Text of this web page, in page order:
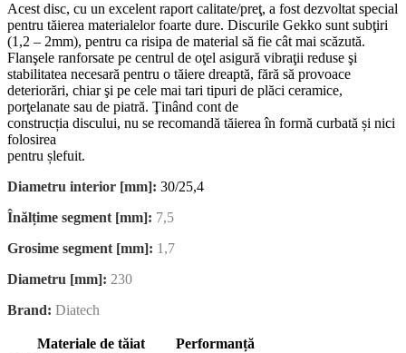
Acest disc, cu un excelent raport calitate/preţ, a fost dezvoltat special
pentru tăierea materialelor foarte dure. Discurile Gekko sunt subţiri
(1,2 – 2mm), pentru ca risipa de material să fie cât mai scăzută.
Flanşele ranforsate pe centrul de oţel asigură vibraţii reduse şi
stabilitatea necesară pentru o tăiere dreaptă, fără să provoace
deteriorări, chiar şi pe cele mai tari tipuri de plăci ceramice,
porţelanate sau de piatră. Ţinând cont de
construcția discului, nu se recomandă tăierea în formă curbată și nici
folosirea
pentru șlefuit.
Diametru interior [mm]: 30/25,4
Înălțime segment [mm]: 7,5
Grosime segment [mm]: 1,7
Diametru [mm]: 230
Brand: Diatech
Materiale de tăiat
Performanță